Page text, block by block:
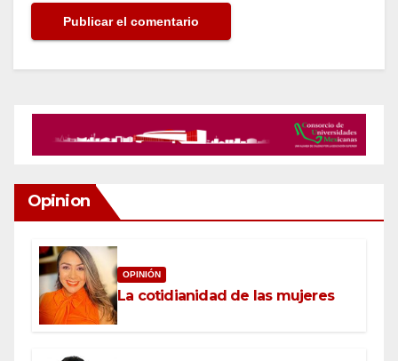
Opinion
OPINIÓN
La cotidianidad de las mujeres